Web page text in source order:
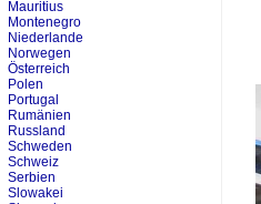
Mauritius
Montenegro
Niederlande
Norwegen
Österreich
Polen
Portugal
Rumänien
Russland
Schweden
Schweiz
Serbien
Slowakei